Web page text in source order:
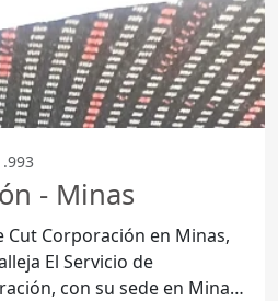
- Minas
Cut Corporación en Minas,
de
con su sede en Minas,